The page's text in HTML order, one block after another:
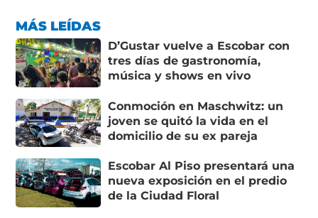
MÁS LEÍDAS
D’Gustar vuelve a Escobar con
tres días de gastronomía,
música y shows en vivo
Conmoción en Maschwitz: un
joven se quitó la vida en el
domicilio de su ex pareja
Escobar Al Piso presentará una
nueva exposición en el predio
de la Ciudad Floral